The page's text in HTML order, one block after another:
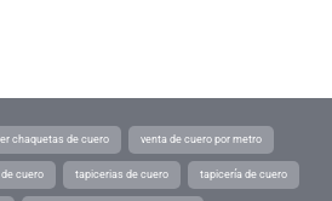
chaquetas de cuero venta de cuero por metro
cuero tapicerias de cuero tapicería de cuero